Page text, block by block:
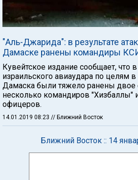
"Аль-Джарида": в результате
Дамаске ранены командиры
Кувейтское издание сообщает, что в
израильского авиаудара по целям
Дамаска были тяжело ранены
несколько командиров "Хизбаллы"
офицеров.
14.01.2019 08:23 // Ближний Восток
Ближний Восток :: 14